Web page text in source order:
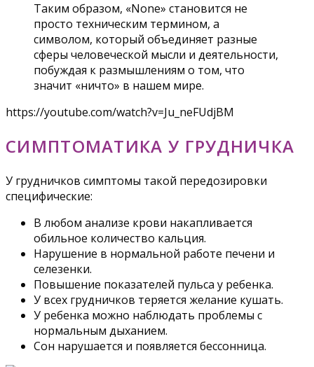
Таким образом, «None» становится не
просто техническим термином, а
символом, который объединяет разные
сферы человеческой мысли и деятельности,
побуждая к размышлениям о том, что
значит «ничто» в нашем мире.
https://youtube.com/watch?v=Ju_neFUdjBM
СИМПТОМАТИКА У ГРУДНИЧКА
У грудничков симптомы такой передозировки
специфические:
В любом анализе крови накапливается
обильное количество кальция.
Нарушение в нормальной работе печени и
селезенки.
Повышение показателей пульса у ребенка.
У всех грудничков теряется желание кушать.
У ребенка можно наблюдать проблемы с
нормальным дыханием.
Сон нарушается и появляется бессонница.